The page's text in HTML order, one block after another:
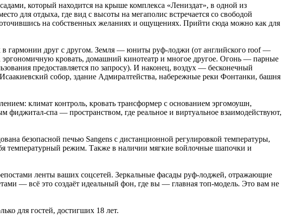
который находится на крыше комплекса «Лениздат», в одной из
для отдыха, где вид с высоты на мегаполис встречается со свободой
на собственных желаниях и ощущениях. Прийти сюда можно как для
гармонии друг с другом. Земля — юниты руф-лоджи (от английского roof —
кровать, домашний кинотеатр и многое другое. Огонь — парные
предоставляется по запросу). И наконец, воздух — бесконечный
собор, здание Адмиралтейства, набережные реки Фонтанки, башня
климат контроль, кровать трансформер с основанием эргомоушн,
спа — пространством, где реальное и виртуальное взаимодействуют,
безопасной печью Sangens с дистанционной регулировкой температуры,
температурный режим. Также в наличии мягкие войлочные шапочки и
ленты ваших соцсетей. Зеркальные фасады руф-лоджей, отражающие
— всё это создаёт идеальный фон, где вы — главная топ-модель. Это вам не
для гостей, достигших 18 лет.